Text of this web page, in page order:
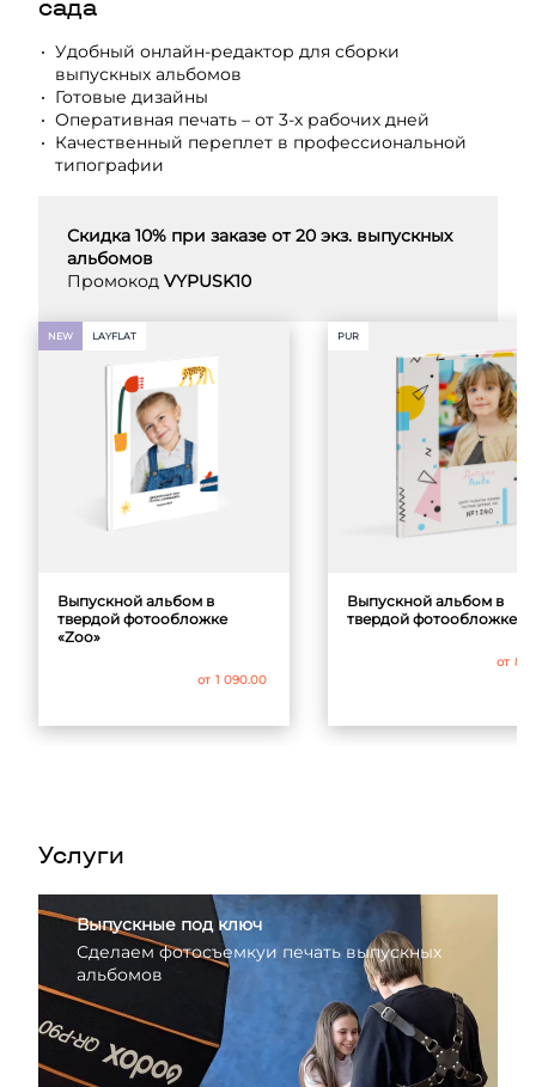
сада
Удобный онлайн-редактор для сборки
выпускных альбомов
Готовые дизайны
Оперативная печать – от 3-х рабочих дней
Качественный переплет в профессиональной
типографии
Скидка 10% при заказе от 20 экз. выпускных
альбомов
Промокод VYPUSK10
NEW LAYFLAT
Выпускной альбом в
твердой фотообложке
«Zoo»
от 1 090.00
PUR
Выпускной альбом в
твердой фотообложке
от
Услуги
Выпускные под ключ
Сделаем фотосъемкуи печать выпускных
альбомов